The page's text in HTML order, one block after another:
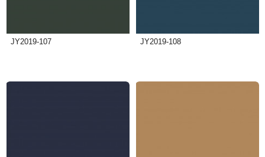
JY2019-107 JY2019-108